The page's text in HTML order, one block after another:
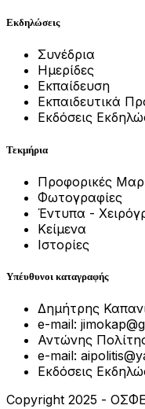
Εκδηλώσεις
Συνέδρια
Ημερίδες
Εκπαίδευση
Εκπαιδευτικά
Εκδόσεις
Τεκμήρια
Προφορικές
Φωτογραφίες
Έντυπα -
Κείμενα
Ιστορίες
Υπέυθυνοι καταγραφής
Δημήτρης
e-mail:
Αντώνης
e-mail:
Εκδόσεις
Copyright 2025 - ΟΣΦΕ